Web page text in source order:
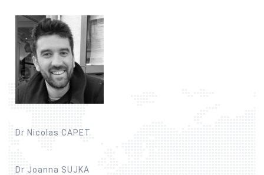
Dr Nicolas CAPET
Dr Joanna SUJKA